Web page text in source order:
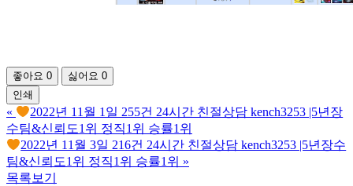
좋아요 0 싫어요 0
인쇄
«
2022년 11월 1일 255건 24시간 친절상담 kench3253 |5년장
수팀&신뢰도1위 정직1위 승률1위
2022년 11월 3일 216건 24시간 친절상담 kench3253 |5년장수
팀&신뢰도1위 정직1위 승률1위 »
목록보기